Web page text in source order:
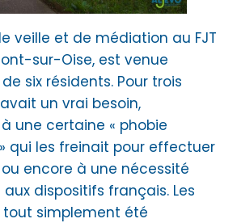
veille et de médiation au FJT
sur-Oise, est venue
six résidents. Pour trois
un vrai besoin,
une certaine « phobie
qui les freinait pour effectuer
encore à une nécessité
dispositifs français. Les
simplement été